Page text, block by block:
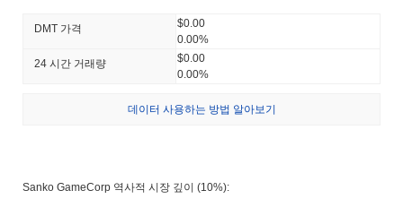
DMT 가격
$0.00
0.00%
24 시간 거래량
$0.00
0.00%
데이터 사용하는 방법 알아보기
Sanko GameCorp 역사적 시장 깊이 (10%):